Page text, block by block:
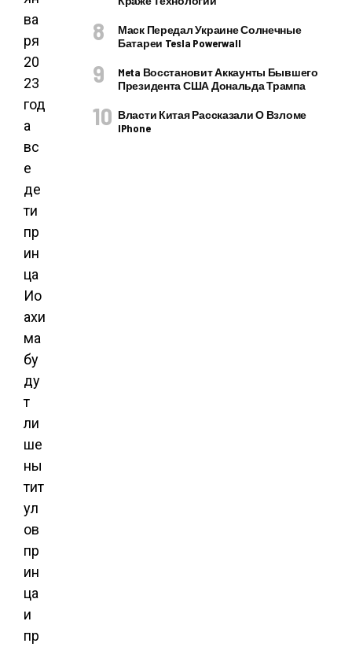
ва
ря
20
23
год
а
вс
е
де
ти
пр
ин
ца
Ио
ахи
ма
бу
ду
т
ли
ше
ны
тит
ул
ов
пр
ин
ца
и
пр
Маск Передал Украине Солнечные
Батареи Tesla Powerwall
Meta Восстановит Аккаунты Бывшего
Президента США Дональда Трампа
Власти Китая Рассказали О Взломе
IPhone